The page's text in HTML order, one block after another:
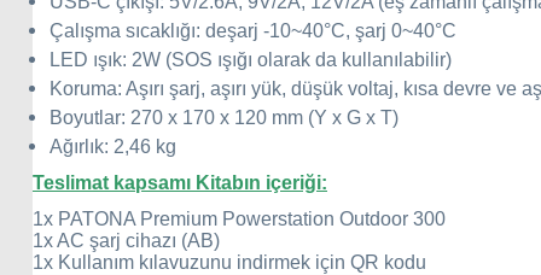
Çalışma sıcaklığı: deşarj -10~40°C, şarj 0~40°C
LED ışık: 2W (SOS ışığı olarak da kullanılabilir)
Koruma: Aşırı şarj, aşırı yük, düşük voltaj, kısa devre ve
Boyutlar: 270 x 170 x 120 mm (Y x G x T)
Ağırlık: 2,46 kg
Teslimat kapsamı Kitabın içeriği:
1x PATONA Premium Powerstation Outdoor 300
1x AC şarj cihazı (AB)
1x Kullanım kılavuzunu indirmek için QR kodu